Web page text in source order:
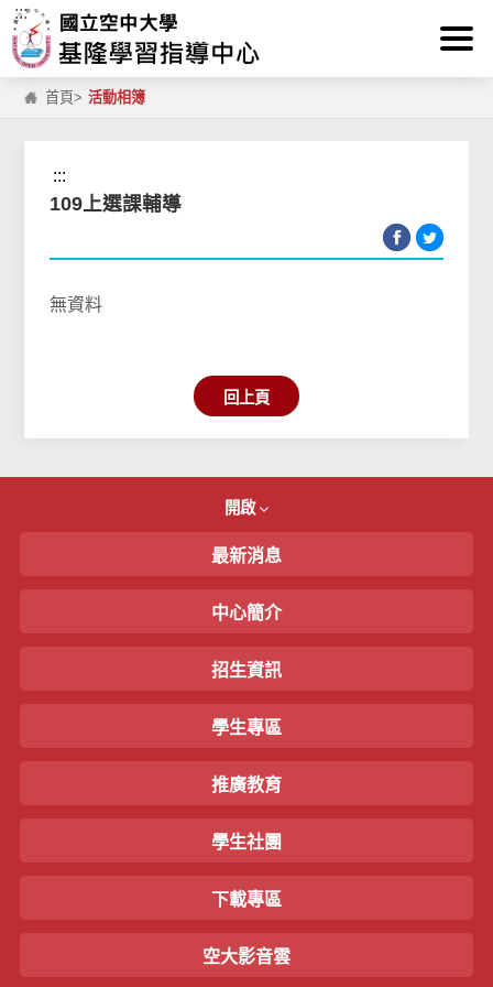
跳到主要內容區塊
:::
首頁> 活動相簿
:::
109上選課輔導
無資料
回上頁
開啟
最新消息
中心簡介
招生資訊
學生專區
推廣教育
學生社團
下載專區
空大影音雲